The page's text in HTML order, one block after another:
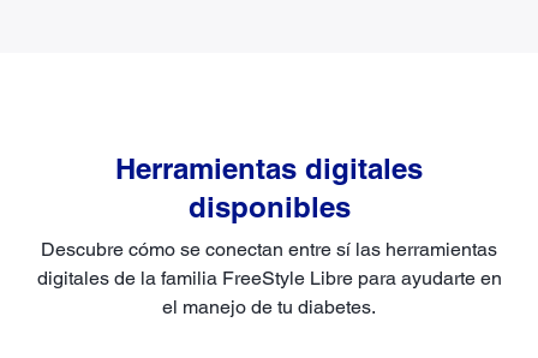
Herramientas digitales
disponibles
Descubre cómo se conectan entre sí las herramientas
digitales de la familia FreeStyle Libre para ayudarte en
el manejo de tu diabetes.